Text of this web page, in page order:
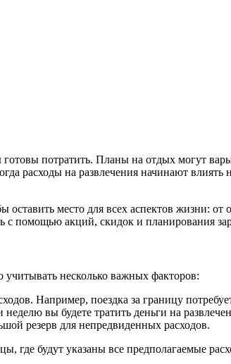
потратить. Планы на отдых могут
расходы на развлечения начинают
оставить место для всех аспектов жизни:
с помощью акций, скидок и планирования
учитывать несколько важных факторов:
Например, поездка за границу
неделю вы будете тратить деньги на
резерв для непредвиденных расходов.
где будут указаны все предполагаемые